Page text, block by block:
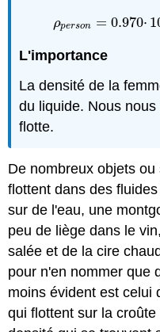
ρperson = 0.970⋅
ρpers on=0.970⋅
L'importance
La densité de la
du liquide. Nous
flotte.
De nombreux objets
flottent dans des
sur de l'eau, une
peu de liège dans le
salée et de la cire
pour n'en nommer que
moins évident est celui
qui flottent sur la